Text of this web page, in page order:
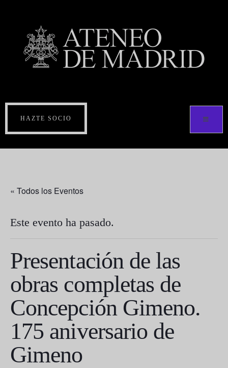
HAZTE SOCIO
« Todos los Eventos
Este evento ha pasado.
Presentación de las
obras completas de
Concepción Gimeno.
175 aniversario de
Gimeno